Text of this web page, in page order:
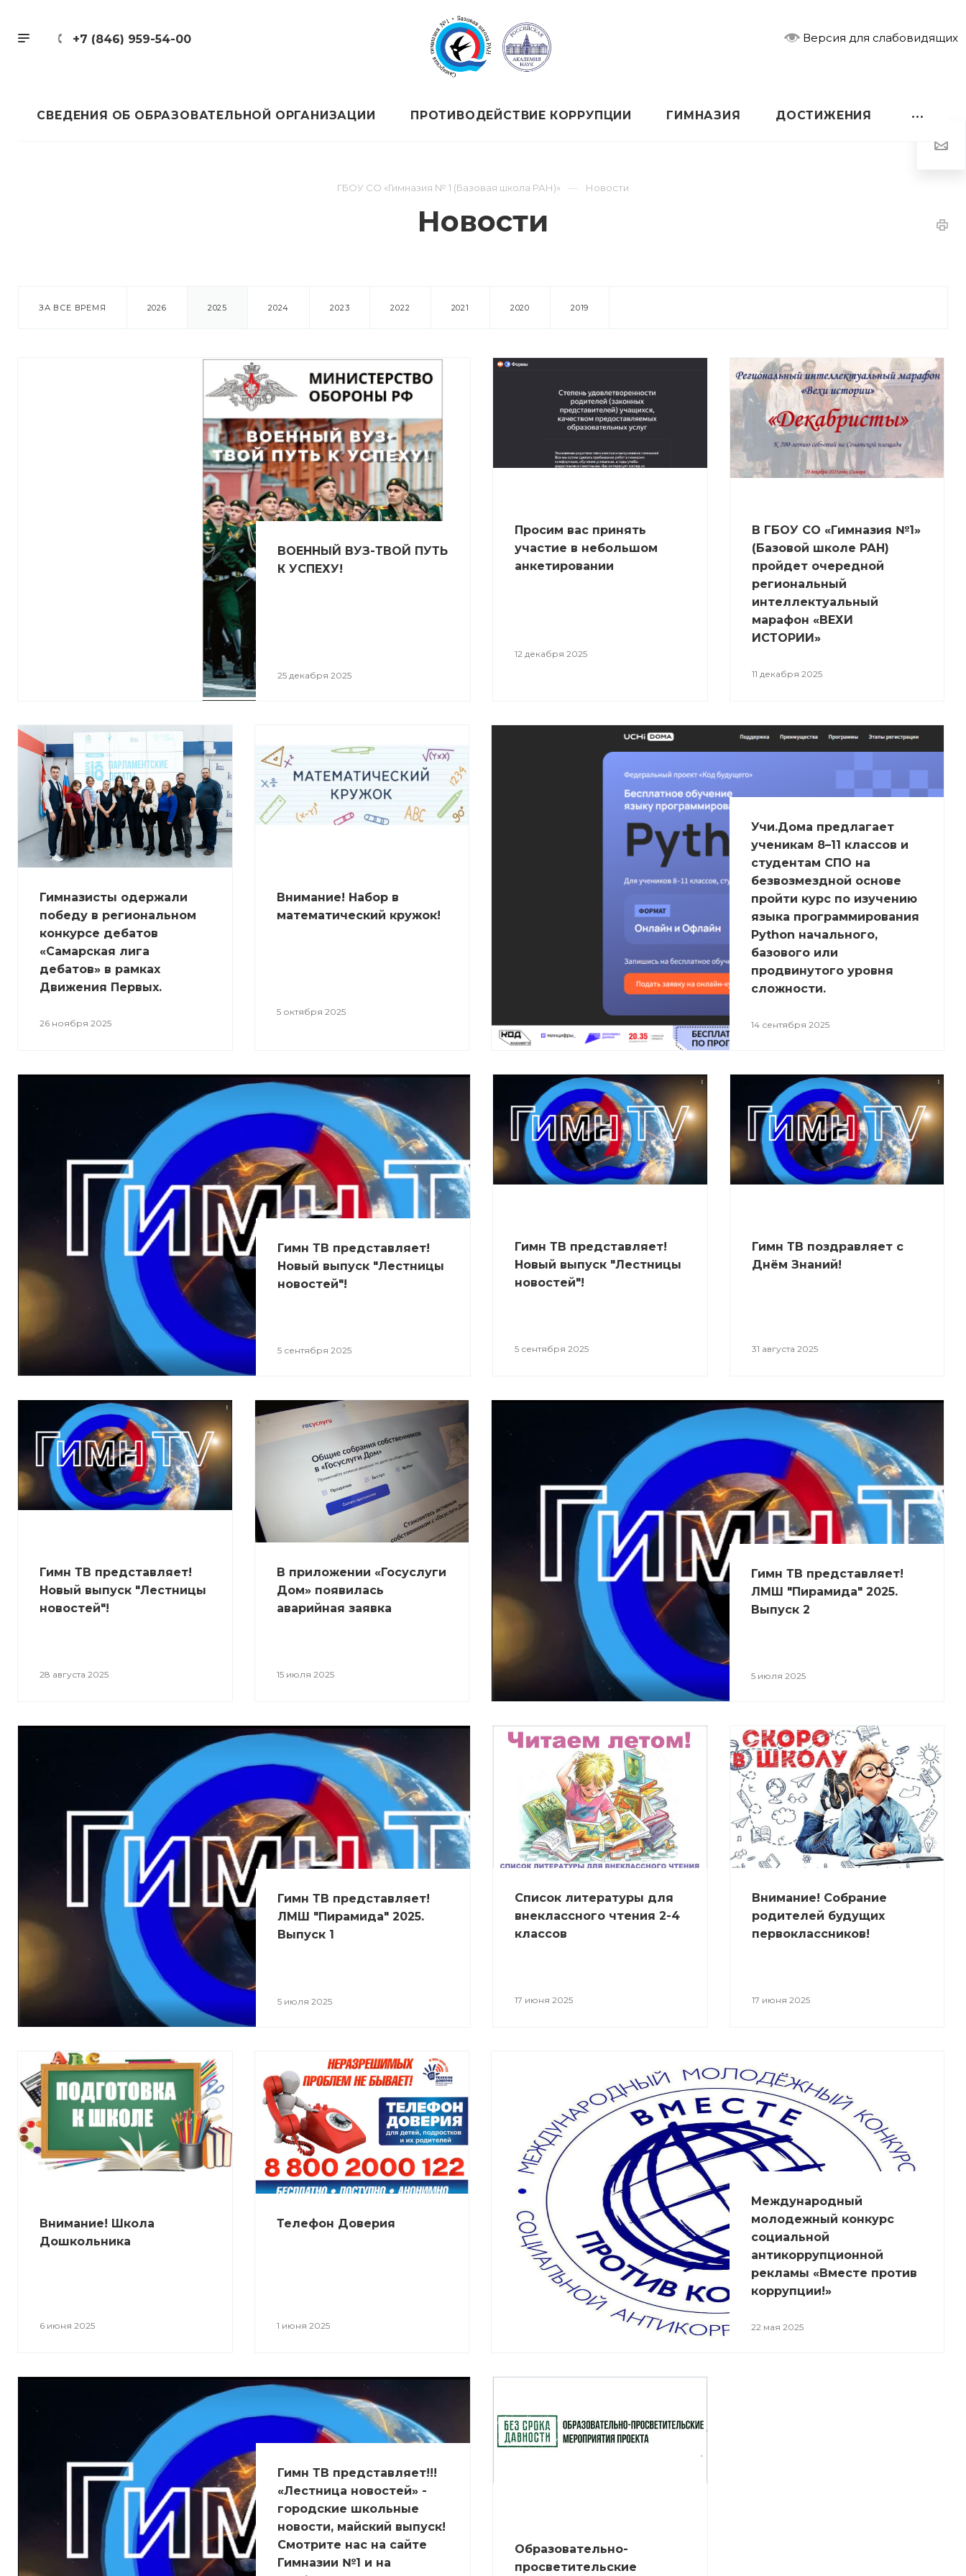
+7 (846) 959-54-00 Версия для слабовидящих
СВЕДЕНИЯ ОБ ОБРАЗОВАТЕЛЬНОЙ ОРГАНИЗАЦИИ ПРОТИВОДЕЙСТВИЕ КОРРУПЦИИ ГИМНАЗИЯ ДОСТИЖЕНИЯ
ГБОУ СО «Гимназия № 1 (Базовая школа РАН)» Новости
Новости
ЗА ВСЕ ВРЕМЯ 2026 2025 2024 2023 2022 2021 2020 2019
ВОЕННЫЙ ВУЗ-ТВОЙ ПУТЬ
К УСПЕХУ!
25 декабря 2025
Просим вас принять
участие в небольшом
анкетировании
12 декабря 2025
В ГБОУ СО «Гимназия №1»
(Базовой школе РАН)
пройдет очередной
региональный
интеллектуальный
марафон «ВЕХИ
ИСТОРИИ»
11 декабря 2025
Гимназисты одержали
победу в региональном
конкурсе дебатов
«Самарская лига
дебатов» в рамках
Движения Первых.
26 ноября 2025
Внимание! Набор в
математический кружок!
5 октября 2025
Учи.Дома предлагает
ученикам 8–11 классов и
студентам СПО на
безвозмездной основе
пройти курс по изучению
языка программирования
Python начального,
базового или
продвинутого уровня
сложности.
14 сентября 2025
Гимн ТВ представляет!
Новый выпуск "Лестницы
новостей"!
5 сентября 2025
Гимн ТВ представляет!
Новый выпуск "Лестницы
новостей"!
5 сентября 2025
Гимн ТВ поздравляет с
Днём Знаний!
31 августа 2025
Гимн ТВ представляет!
Новый выпуск "Лестницы
новостей"!
28 августа 2025
В приложении «Госуслуги
Дом» появилась
аварийная заявка
15 июля 2025
Гимн ТВ представляет!
ЛМШ "Пирамида" 2025.
Выпуск 2
5 июля 2025
Гимн ТВ представляет!
ЛМШ "Пирамида" 2025.
Выпуск 1
5 июля 2025
Список литературы для
внеклассного чтения 2-4
классов
17 июня 2025
Внимание! Собрание
родителей будущих
первоклассников!
17 июня 2025
Внимание! Школа
Дошкольника
6 июня 2025
Телефон Доверия
1 июня 2025
Международный
молодежный конкурс
социальной
антикоррупционной
рекламы «Вместе против
коррупции!»
22 мая 2025
Гимн ТВ представляет!!!
«Лестница новостей» -
городские школьные
новости, майский выпуск!
Смотрите нас на сайте
Гимназии №1 и на
Образовательно-
просветительские